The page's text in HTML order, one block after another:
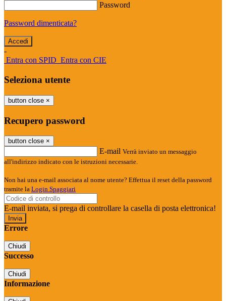
Password
Password dimenticata?
-
Entra con SPID Entra con CIE
Seleziona utente
button close ×
Recupero password
button close ×
E-mail Verrà inviato un messaggio
all'indirizzo indicato con le istruzioni necessarie.
Non hai una e-mail associata al nome utente? Effettua il reset della password
tramite la Login Spaggiari
E-mail inviata, si prega di controllare la casella di posta elettronica!
Errore
Chiudi
Successo
Chiudi
Informazione